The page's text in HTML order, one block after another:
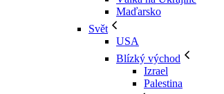
Maďarsko
Svět
USA
Blízký východ
Izrael
Palestina